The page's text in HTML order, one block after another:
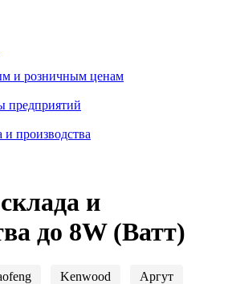
и розничным ценам
предприятий
и производства
и
до 8W (Ватт)
Kenwood Аргут